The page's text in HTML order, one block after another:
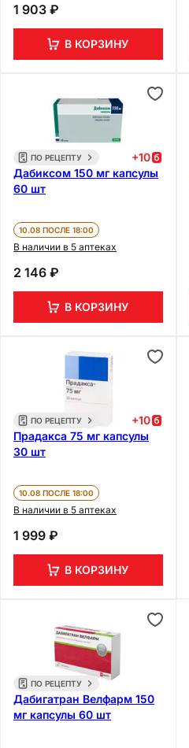
1 903 ₽
В КОРЗИНУ
ПО РЕЦЕПТУ +10
Дабиксом 150 мг капсулы
60 шт
10.08 ПОСЛЕ 18:00
В наличии в 5 аптеках
2 146 ₽
В КОРЗИНУ
ПО РЕЦЕПТУ +10
Прадакса 75 мг капсулы
30 шт
10.08 ПОСЛЕ 18:00
В наличии в 5 аптеках
1 999 ₽
В КОРЗИНУ
ПО РЕЦЕПТУ
Дабигатран Велфарм 150
мг капсулы 60 шт